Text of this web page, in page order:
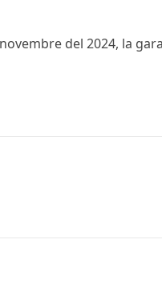
del 2024, la